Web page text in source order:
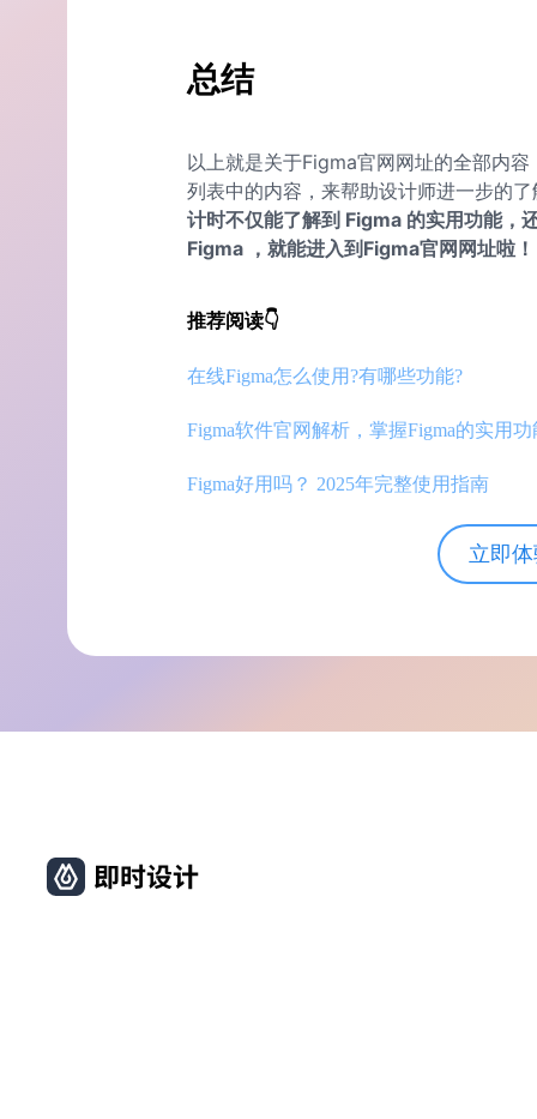
总结
以上就是关于Figma官网网址的全部内
列表中的内容，来帮助设计师进一步的
计时不仅能了解到 Figma 的实用功能，
Figma ，就能进入到Figma官网网址啦！
推荐阅读👇
在线Figma怎么使用?有哪些功能?
Figma软件官网解析，掌握Figma的实用
Figma好用吗？ 2025年完整使用指南
立即